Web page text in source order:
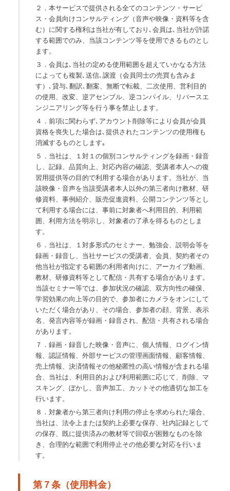
２．本サービスで提供される全てのコンテンツ・サービ
ス・会員向けコンサルティング（音声や映像・資料等を含
む）に関する権利は当社が有しており､会員は､当社が許諾
する範囲でのみ、当該コンテンツ等を使用できるものとし
ます。
３．会員は､当社の定める使用範囲を超えていかなる方法
によっても複製､送信､譲渡（会員同士の売買も含みま
す）､貸与､翻訳､翻案、無断で転載、二次使用、営利目的
の使用、改変、逆アセンブル、逆コンパイル、リバースエ
ンジニアリング等を行う事を禁止します。
４．前項に関わらず､アカウント削除等により会員が会員
資格を喪失した場合は､提供されたコンテンツの使用権も
消滅するものとします｡
５．当社は、１対１の個別コンサルティングを録画・録音
し、記録、品質向上、対応内容の確認、受講者本人への復
習用提供等の目的で利用する場合があります。当社が、当
該映像・音声を当該受講者本人以外の第三者向け教材、研
修資料、事例紹介、販売促進資料、公開コンテンツ等とし
て利用する場合には、事前に対象者へ利用目的、利用範
囲、利用方法を明示し、対象者の了承を得るものとしま
す。
６．当社は、１対多形式のセミナー、勉強会、説明会等を
録画・録音し、当社サービスの受講者、会員、契約者その
他当社が指定する範囲の利用者向けに、アーカイブ動画、
教材、研修資料等として配信・共有する場合があります。
当該セミナー等では、参加状況の確認、双方向性の確保、
学習効果の向上等の目的で、参加者にカメラをオンにして
いただく場合があり、その場合、参加者の顔、背景、表示
名、発言内容等が録画・録音され、配信・共有される場合
があります。
７．録画・録音した映像・音声に、個人情報、ログイン情
報、認証情報、外部サービスの管理画面情報、顧客情報、
売上情報、決済情報その他秘匿性の高い情報が含まれる場
合、当社は、利用目的および利用範囲に応じて、削除、マ
スキング、ぼかし、音声加工、カットその他適切な加工を
行います。
８．対象者から第三者向け利用の停止を求められた場合、
当社は、法令上または契約上必要な保存、社内記録として
の保存、既に提供済みの教材等で回収が困難なものを除
き、合理的な範囲で利用停止その他必要な対応を行いま
す。
第７条（使用料金）